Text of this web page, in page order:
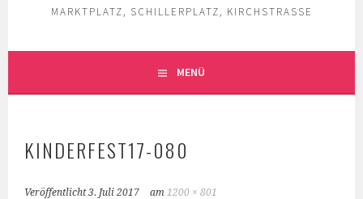
MARKTPLATZ, SCHILLERPLATZ, KIRCHSTRASSE
MENÜ
KINDERFEST17-080
Veröffentlicht3. Juli 2017 am 1200 × 801